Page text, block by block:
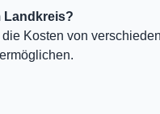
Landkreis?
Kosten von